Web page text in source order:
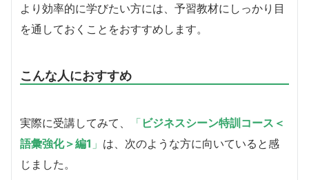
より効率的に学びたい方には、予習教材にしっかり目
を通しておくことをおすすめします。
こんな人におすすめ
実際に受講してみて、 「 ビジネスシーン特訓コース＜
語彙強化＞編1 」 は、次のような方に向いていると感
じました。